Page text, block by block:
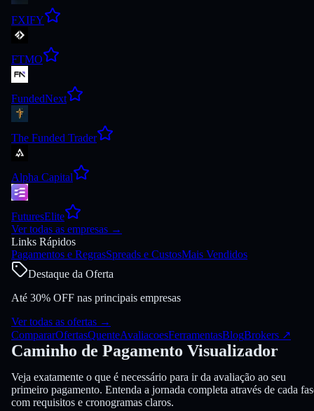
FXIFY
FTMO
FundedNext
The Funded Trader
Alpha Capital
FuturesElite
Ver todas as empresas →
Links Rápidos
Pagamentos e RegrasSpreads e CustosMais Vendidos
Destaque da Oferta
Até 30% OFF nas principais empresas
Ver todas as ofertas →
CompararOfertasQuenteAvaliacoesFerramentasBlogBrokers ↗
Caminho de Pagamento Visualizador
Veja exatamente o que é necessário para ir da avaliação ao seu
primeiro pagamento. Entenda a jornada completa através de cada
com requisitos e cronogramas claros.